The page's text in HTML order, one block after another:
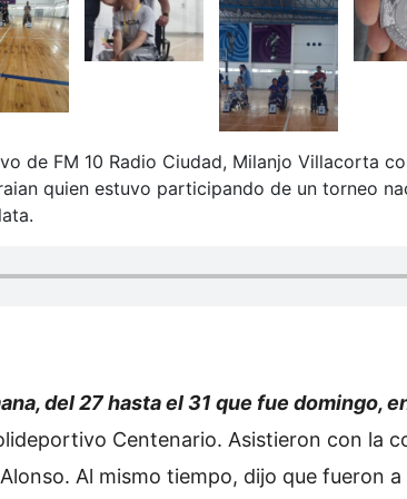
de FM 10 Radio Ciudad, Milanjo Villacorta
quien estuvo participando de un torneo
del 27 hasta el 31 que fue domingo,
Centenario. Asistieron con la
Al mismo tiempo, dijo que fueron